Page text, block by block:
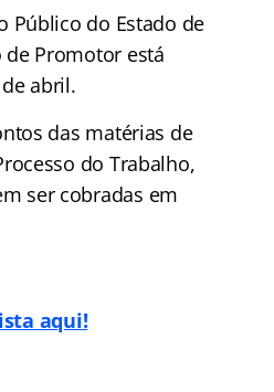
Público do Estado de
de Promotor está
abril.
das matérias de
do Trabalho,
ser cobradas em
aqui!